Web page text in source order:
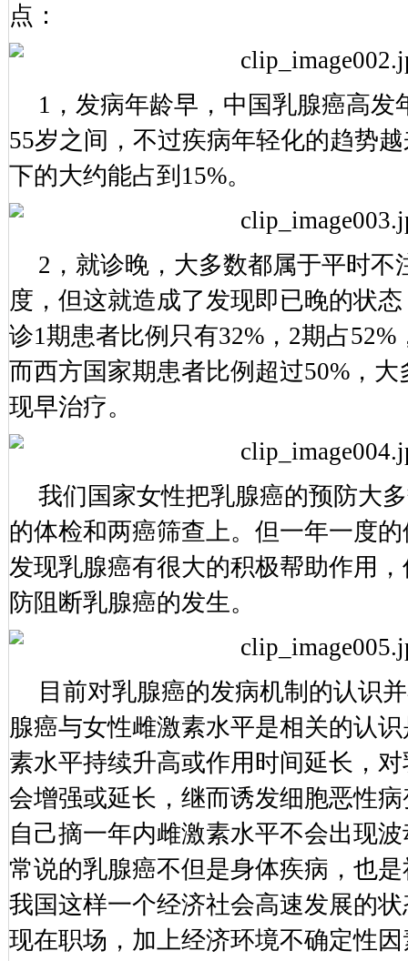
点：
1，发病年龄早，中国乳腺癌高发
55岁之间，不过疾病年轻化的趋势
下的大约能占到15%。
2，就诊晚，大多数都属于平时不
度，但这就造成了发现即已晚的状
诊1期患者比例只有32%，2期占52%
而西方国家期患者比例超过50%，
现早治疗。
我们国家女性把乳腺癌的预防大
的体检和两癌筛查上。但一年一度
发现乳腺癌有很大的积极帮助作用
防阻断乳腺癌的发生。
目前对乳腺癌的发病机制的认识
腺癌与女性雌激素水平是相关的认
素水平持续升高或作用时间延长，
会增强或延长，继而诱发细胞恶性
自己摘一年内雌激素水平不会出现
常说的乳腺癌不但是身体疾病，也
我国这样一个经济社会高速发展的
现在职场，加上经济环境不确定性